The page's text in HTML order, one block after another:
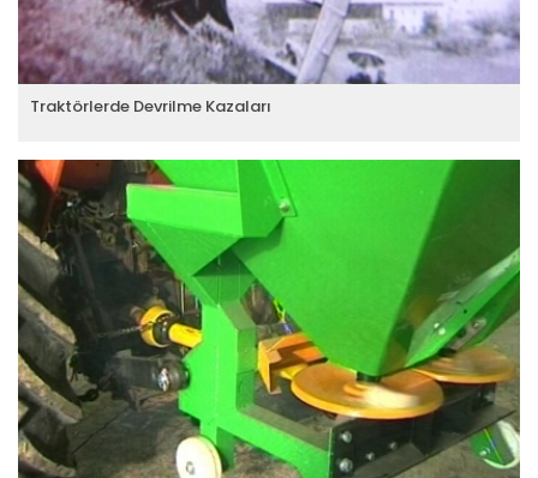
Traktörlerde Devrilme Kazaları